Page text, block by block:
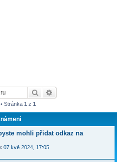
Hledat
Stránka 1 z 1
mohli přidat odkaz na
07 kvě 2024, 17:05